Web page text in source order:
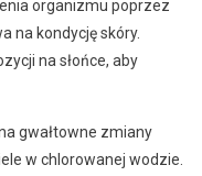
organizmu poprzez
na kondycję skóry.
na słońce, aby
gwałtowne zmiany
w chlorowanej wodzie.